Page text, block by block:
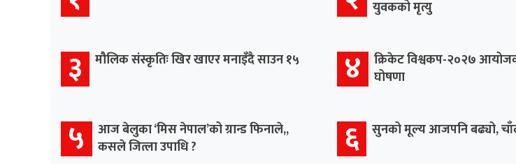
युवकको मृत्यु
३ मौलिक संस्कृतिः खिर खाएर मनाइँदै साउन १५ ४
क्रिकेट विश्वकप-२०२७
घोषणा
५
आज बेलुका ‘मिस नेपाल’को ग्रान्ड फिनाले,,
कसले जित्ला उपाधि ?
६ सुनको मूल्य आजपनि बढ्यो,